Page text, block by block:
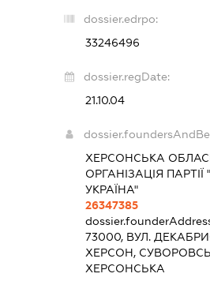
dossier.edrpo:
33246496
dossier.regDate:
21.10.04
ХЕРСОНСЬКА
ОРГАНІЗАЦІЯ
УКРАЇНА"
26347385
73000, ВУЛ.
ХЕРСОН,
ХЕРСОНСЬКА